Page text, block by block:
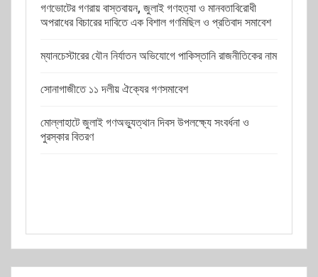
গণভোটের গণরায় বাস্তবায়ন, জুলাই গণহত্যা ও মানবতাবিরোধী
অপরাধের বিচারের দাবিতে এক বিশাল গণমিছিল ও প্রতিবাদ সমাবেশ
ম্যানচেস্টারের যৌন নির্যাতন অভিযোগে পাকিস্তানি রাজনীতিকের নাম
সোনাগাজীতে ১১ দলীয় ঐক্যের গণসমাবেশ
মোল্লাহাটে জুলাই গণঅভ্যুত্থান দিবস উপলক্ষ্যে সংবর্ধনা ও
পুরস্কার বিতরণ